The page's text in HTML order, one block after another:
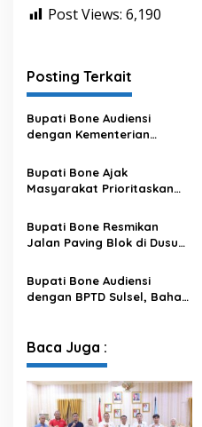
Post Views: 6,190
Posting Terkait
Bupati Bone Audiensi
dengan Kementerian
Penataan Kawasan Hutan
untuk Kepastian Hak Tanah
Masyarakat
Bupati Bone Ajak
Masyarakat Prioritaskan
HUT ke-81 RI di Lamuru
Bupati Bone Resmikan
Jalan Paving Blok di Dusun
Pembangunan Hingga
Pedesaan
Bupati Bone Audiensi
dengan BPTD Sulsel, Bahas
Ponggawae
Baca Juga :